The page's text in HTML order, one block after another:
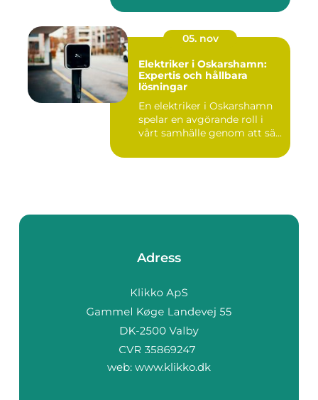
05. nov
Elektriker i Oskarshamn:
Expertis och hållbara
lösningar
En elektriker i Oskarshamn
spelar en avgörande roll i
vårt samhälle genom att sä...
Adress
web: www.klikko.dk